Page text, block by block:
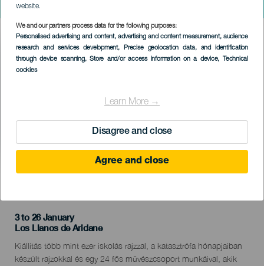
website.
We and our partners process data for the following purposes:
Personalised advertising and content, advertising and content measurement, audience
research and services development, Precise geolocation data, and identification
through device scanning, Store and/or access information on a device, Technical
cookies
Learn More →
Disagree and close
Agree and close
Szemétlerak La Palmával
Imagen
Listado
3 to 26 January
Localidad
Los Llanos de Aridane
Descripción
del
Kiállítás több mint ezer iskolás rajzzal, a katasztrófa hónapjaiban
készült rajzokkal és egy 24 fős művészcsoport munkáival, akik